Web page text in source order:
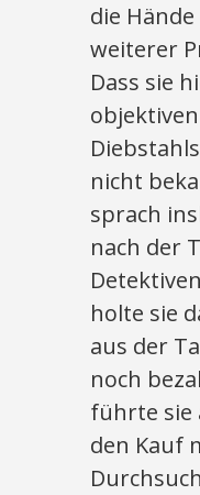
die
weiterer
Dass sie
nicht
sprach
nach der
holte sie
aus der
noch
führte sie
den Kauf